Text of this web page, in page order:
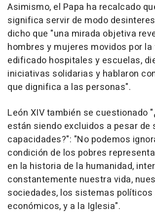
Asimismo, el Papa ha recalcado
significa servir de modo
dicho que "una mirada objetiva
hombres y mujeres movidos por la
edificado hospitales y escuelas,
iniciativas solidarias y hablaron
que dignifica a las personas".
León XIV también se cuestionado
están siendo excluidos a pesar de
capacidades?": "No podemos
condición de los pobres
en la historia de la humanidad,
constantemente nuestra vida,
sociedades, los sistemas políticos
económicos, y a la Iglesia".